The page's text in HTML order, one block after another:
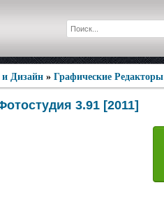
Дизайн » Графические Редакторы
3.91 [2011]